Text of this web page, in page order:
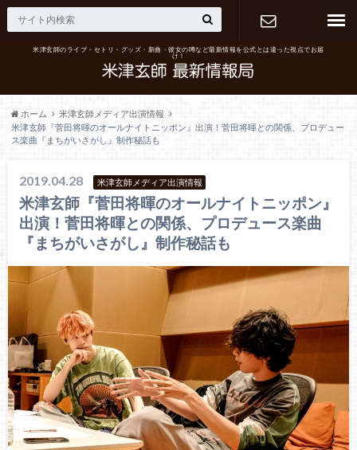
米津玄師のライブ・セトリ・グッズ・新曲・彼女の噂など最新情報を公式とは違った視点でお届
け！
お問い合わ
せ
ホーム
米津玄師メディア出演情報
米津玄師『菅田将暉のオールナイトニッポン』出演！菅田将暉との関係、プロデュー
ス楽曲『まちがいさがし』制作秘話も
2019.04.28 米津玄師メディア出演情報
米津玄師『菅田将暉のオールナイトニッポン』
出演！菅田将暉との関係、プロデュース楽曲
『まちがいさがし』制作秘話も